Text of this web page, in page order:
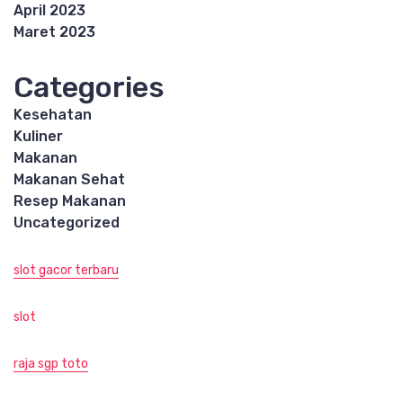
April 2023
Maret 2023
Categories
Kesehatan
Kuliner
Makanan
Makanan Sehat
Resep Makanan
Uncategorized
slot gacor terbaru
slot
raja sgp toto